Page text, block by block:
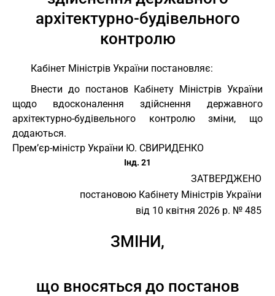
архітектурно-будівельного
контролю
Кабінет Міністрів України постановляє:
Внести до постанов Кабінету Міністрів України
щодо вдосконалення здійснення державного
архітектурно-будівельного контролю зміни, що
додаються.
Прем’єр-міністр України Ю. СВИРИДЕНКО
Інд. 21
ЗАТВЕРДЖЕНО
постановою Кабінету Міністрів України
від 10 квітня 2026 р. № 485
ЗМІНИ,
що вносяться до постанов